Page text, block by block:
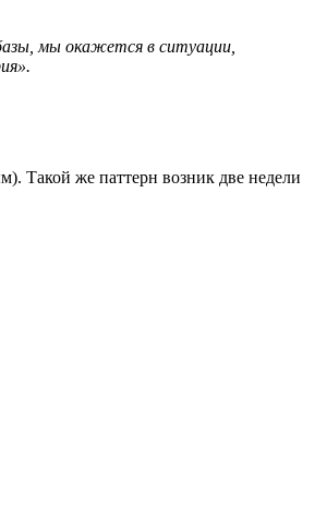
мы окажется в ситуации,
Такой же паттерн возник две недели